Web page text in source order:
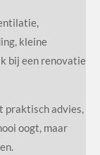
kleine
bij een renovatie
praktisch advies,
oogt, maar